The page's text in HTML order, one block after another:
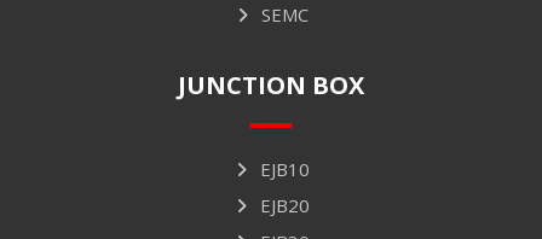
SEMC
JUNCTION BOX
EJB10
EJB20